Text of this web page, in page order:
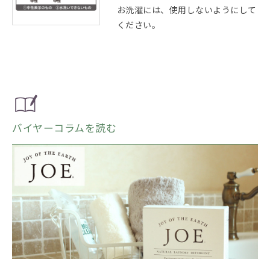
お洗濯には、使用しないようにして
ください。
バイヤーコラムを読む